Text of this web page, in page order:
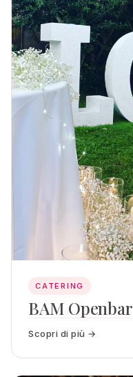
CATERING
BAM Openbar
Scopri di più →